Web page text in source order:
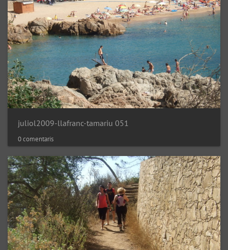
juliol2009-llafranc-tamariu 051
0 comentaris